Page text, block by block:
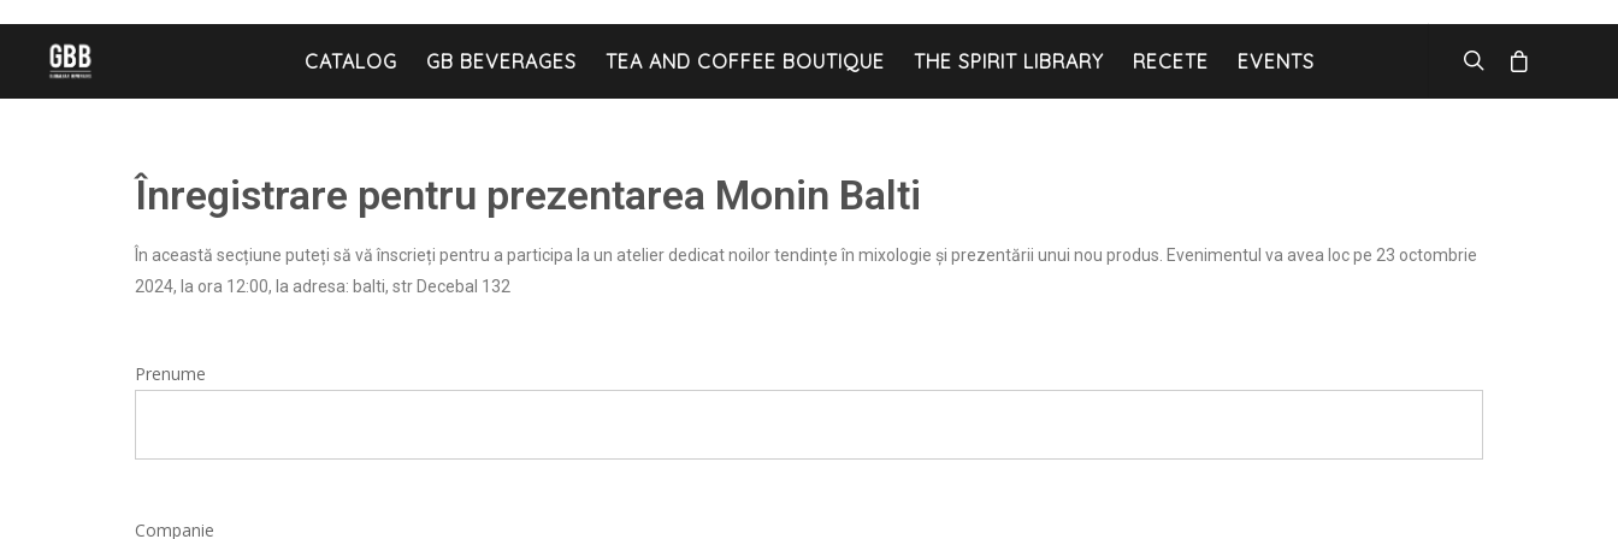
CATALOG GB BEVERAGES TEA AND COFFEE BOUTIQUE THE SPIRIT LIBRARY RECETE EVENTS
Înregistrare pentru prezentarea Monin Balti
În această secțiune puteți să vă înscrieți pentru a participa la un atelier dedicat noilor tendințe în mixologie și prezentării unui nou produs. Evenimentul va avea loc pe 23 octombrie
2024, la ora 12:00, la adresa: balti, str Decebal 132
Prenume
Companie